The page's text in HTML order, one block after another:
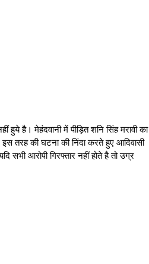
हुये है। मेहंदवानी में पीड़ित शनि सिंह मरावी का
तरह की घटना की निंदा करते हुए आदिवासी
सभी आरोपी गिरफ्तार नहीं होते है तो उग्र